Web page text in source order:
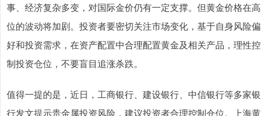
事、经济复杂多变，对国际金价仍有一定支撑。但黄金价格在高
位的波动将加剧。投资者要密切关注市场变化，基于自身风险偏
好和投资需求，在资产配置中合理配置黄金及相关产品，理性控
制投资仓位，不要盲目追涨杀跌。
值得一提的是，近日，工商银行、建设银行、中信银行等多家银
行发文提示贵金属投资风险，建议投资者合理控制仓位。上海黄